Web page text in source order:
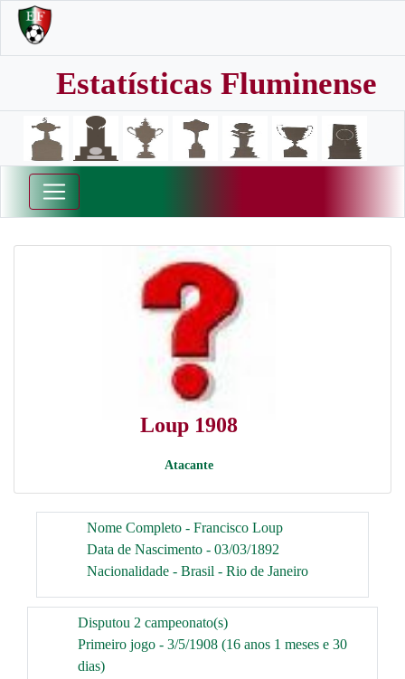
Estatísticas Fluminense
Loup 1908
Atacante
Nome Completo - Francisco Loup
Data de Nascimento - 03/03/1892
Nacionalidade - Brasil - Rio de Janeiro
Disputou 2 campeonato(s)
Primeiro jogo - 3/5/1908 (16 anos 1 meses e 30
dias)